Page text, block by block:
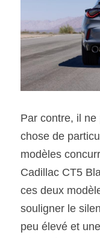
Par contre, il
chose de
modèles
Cadillac CT5
ces deux
souligner le
peu élevé et